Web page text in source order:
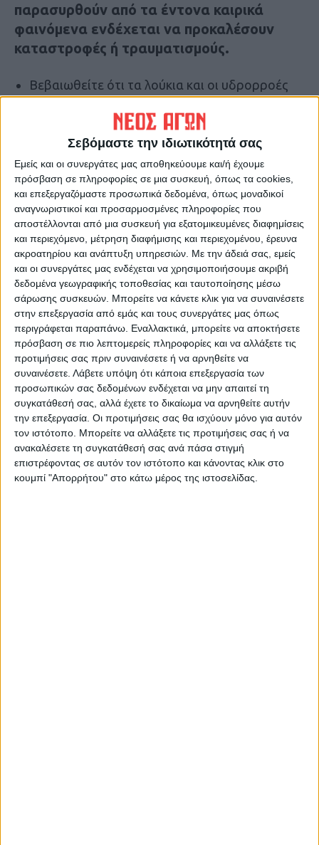
Σεβόμαστε την ιδιωτικότητά σας
Εμείς και οι συνεργάτες μας αποθηκεύουμε και/ή έχουμε
πρόσβαση σε πληροφορίες σε μια συσκευή, όπως τα cookies,
και επεξεργαζόμαστε προσωπικά δεδομένα, όπως μοναδικοί
αναγνωριστικοί και προσαρμοσμένες πληροφορίες που
αποστέλλονται από μια συσκευή για εξατομικευμένες διαφημίσεις
και περιεχόμενο, μέτρηση διαφήμισης και περιεχομένου, έρευνα
ακροατηρίου και ανάπτυξη υπηρεσιών. Με την άδειά σας, εμείς
και οι συνεργάτες μας ενδέχεται να χρησιμοποιήσουμε ακριβή
δεδομένα γεωγραφικής τοποθεσίας και ταυτοποίησης μέσω
σάρωσης συσκευών. Μπορείτε να κάνετε κλικ για να συναινέσετε
στην επεξεργασία από εμάς και τους συνεργάτες μας όπως
περιγράφεται παραπάνω. Εναλλακτικά, μπορείτε να αποκτήσετε
πρόσβαση σε πιο λεπτομερείς πληροφορίες και να αλλάξετε τις
προτιμήσεις σας πριν συναινέσετε ή να αρνηθείτε να
συναινέσετε. Λάβετε υπόψη ότι κάποια επεξεργασία των
προσωπικών σας δεδομένων ενδέχεται να μην απαιτεί τη
συγκατάθεσή σας, αλλά έχετε το δικαίωμα να αρνηθείτε αυτήν
την επεξεργασία. Οι προτιμήσεις σας θα ισχύουν μόνο για αυτόν
τον ιστότοπο. Μπορείτε να αλλάξετε τις προτιμήσεις σας ή να
ανακαλέσετε τη συγκατάθεσή σας ανά πάσα στιγμή
επιστρέφοντας σε αυτόν τον ιστότοπο και κάνοντας κλικ στο
κουμπί "Απορρήτου" στο κάτω μέρος της ιστοσελίδας.
παρασυρθούν από τα έντονα καιρικά
φαινόμενα ενδέχεται να προκαλέσουν
καταστροφές ή τραυματισμούς.
Βεβαιωθείτε ότι τα λούκια και οι υδρορροές
των κατοικιών δεν είναι φραγμένα και
λειτουργούν κανονικά.
Μην διασχίζετε χειμάρρους και ρέματα, πεζή ή
με όχημα, κατά τη διάρκεια καταιγίδων και
βροχοπτώσεων, αλλά και για αρκετές ώρες
μετά το τέλος της εκδήλωσής τους
Αποφύγετε τις εργασίες υπαίθρου και
δραστηριότητες σε θαλάσσιες και παράκτιες
περιοχές κατά τη διάρκεια εκδήλωσης των
έντονων καιρικών φαινομένων (κίνδυνος από
πτώσεις κεραυνών).
Προφυλαχτείτε αμέσως κατά τη διάρκεια μιας
χαλαζόπτωσης. Καταφύγετε σε κτίριο ή σε
αυτοκίνητο και μην εγκαταλείπετε τον ασφαλή
χώρο, παρά μόνο όταν βεβαιωθείτε ότι η
καταιγίδα πέρασε. Η χαλαζόπτωση μπορεί να
είναι πολύ επικίνδυνη και για τα ζώα.
Αποφύγετε τη διέλευση κάτω από μεγάλα
δέντρα, κάτω από αναρτημένες πινακίδες και
γενικά από περιοχές, όπου ελαφρά αντικείμενα
(π.χ. γλάστρες, σπασμένα τζάμια κλπ.) μπορεί